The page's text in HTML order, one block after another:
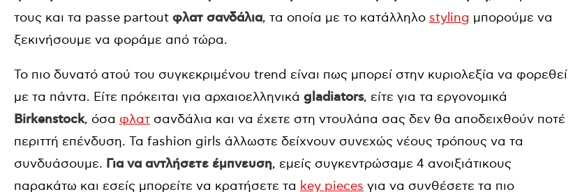
τους και τα passe partout φλατ σανδάλια, τα οποία με το κατάλληλο styling μπορούμε να
ξεκινήσουμε να φοράμε από τώρα.
Το πιο δυνατό ατού του συγκεκριμένου trend είναι πως μπορεί στην κυριολεξία να φορεθεί
με τα πάντα. Είτε πρόκειται για αρχαιοελληνικά gladiators, είτε για τα εργονομικά
Birkenstock, όσα φλατ σανδάλια και να έχετε στη ντουλάπα σας δεν θα αποδειχθούν ποτέ
περιττή επένδυση. Τα fashion girls άλλωστε δείχνουν συνεχώς νέους τρόπους να τα
συνδυάσουμε. Για να αντλήσετε έμπνευση, εμείς συγκεντρώσαμε 4 ανοιξιάτικους
παρακάτω και εσείς μπορείτε να κρατήσετε τα key pieces για να συνθέσετε τα πιο